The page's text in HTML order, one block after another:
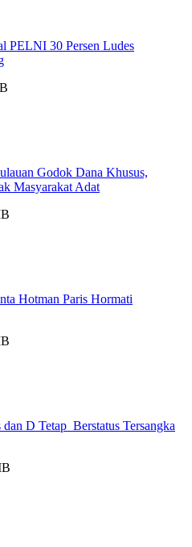
PELNI 30 Persen Ludes
Godok Dana Khusus,
Masyarakat Adat
Hotman Paris Hormati
dan D Tetap Berstatus Tersangka